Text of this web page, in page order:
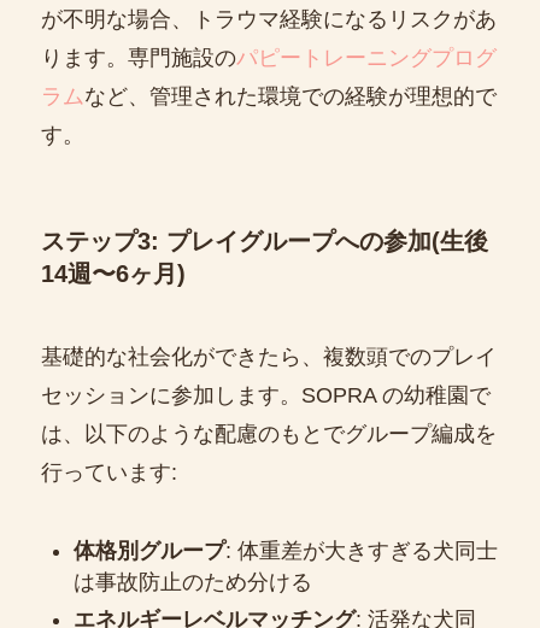
が不明な場合、トラウマ経験になるリスクがあ
ります。専門施設のパピートレーニングプログ
ラムなど、管理された環境での経験が理想的で
す。
ステップ3: プレイグループへの参加(生後
14週〜6ヶ月)
基礎的な社会化ができたら、複数頭でのプレイ
セッションに参加します。SOPRA の幼稚園で
は、以下のような配慮のもとでグループ編成を
行っています:
体格別グループ: 体重差が大きすぎる犬同士
は事故防止のため分ける
エネルギーレベルマッチング: 活発な犬同